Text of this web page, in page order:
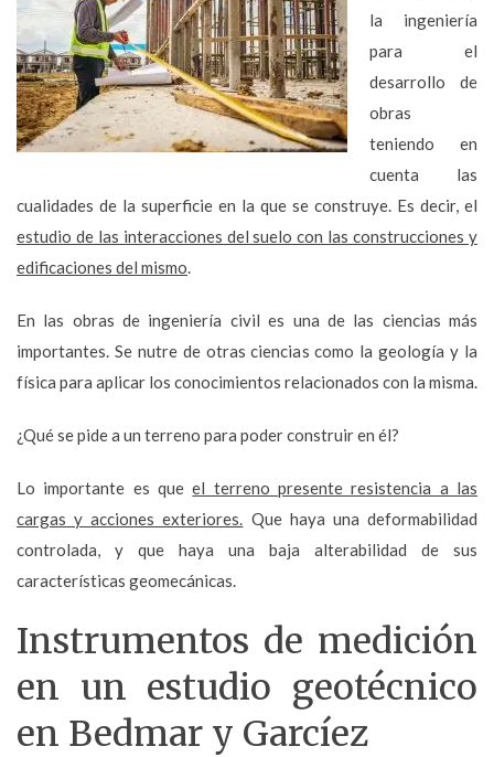
la ingeniería
para el
desarrollo de
obras
teniendo en
cuenta las
cualidades de la superficie en la que se construye. Es decir, el
estudio de las interacciones del suelo con las construcciones y
edificaciones del mismo.
En las obras de ingeniería civil es una de las ciencias más
importantes. Se nutre de otras ciencias como la geología y la
física para aplicar los conocimientos relacionados con la misma.
¿Qué se pide a un terreno para poder construir en él?
Lo importante es queel terreno presente resistencia a las
cargas y acciones exteriores. Que haya una deformabilidad
controlada, y que haya una baja alterabilidad de sus
características geomecánicas.
Instrumentos de medición
en un estudio geotécnico
en Bedmar y Garcíez